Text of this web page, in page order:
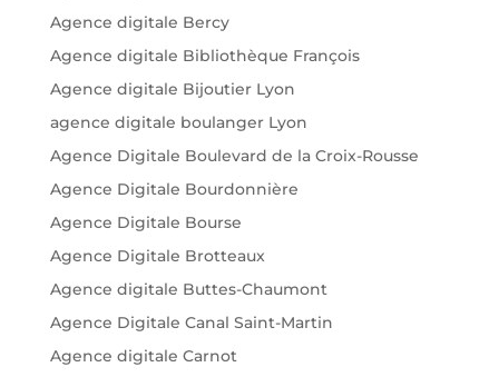
Agence digitale Bercy
Agence digitale Bibliothèque François
Agence digitale Bijoutier Lyon
agence digitale boulanger Lyon
Agence Digitale Boulevard de la Croix-Rousse
Agence Digitale Bourdonnière
Agence Digitale Bourse
Agence Digitale Brotteaux
Agence digitale Buttes-Chaumont
Agence Digitale Canal Saint-Martin
Agence digitale Carnot